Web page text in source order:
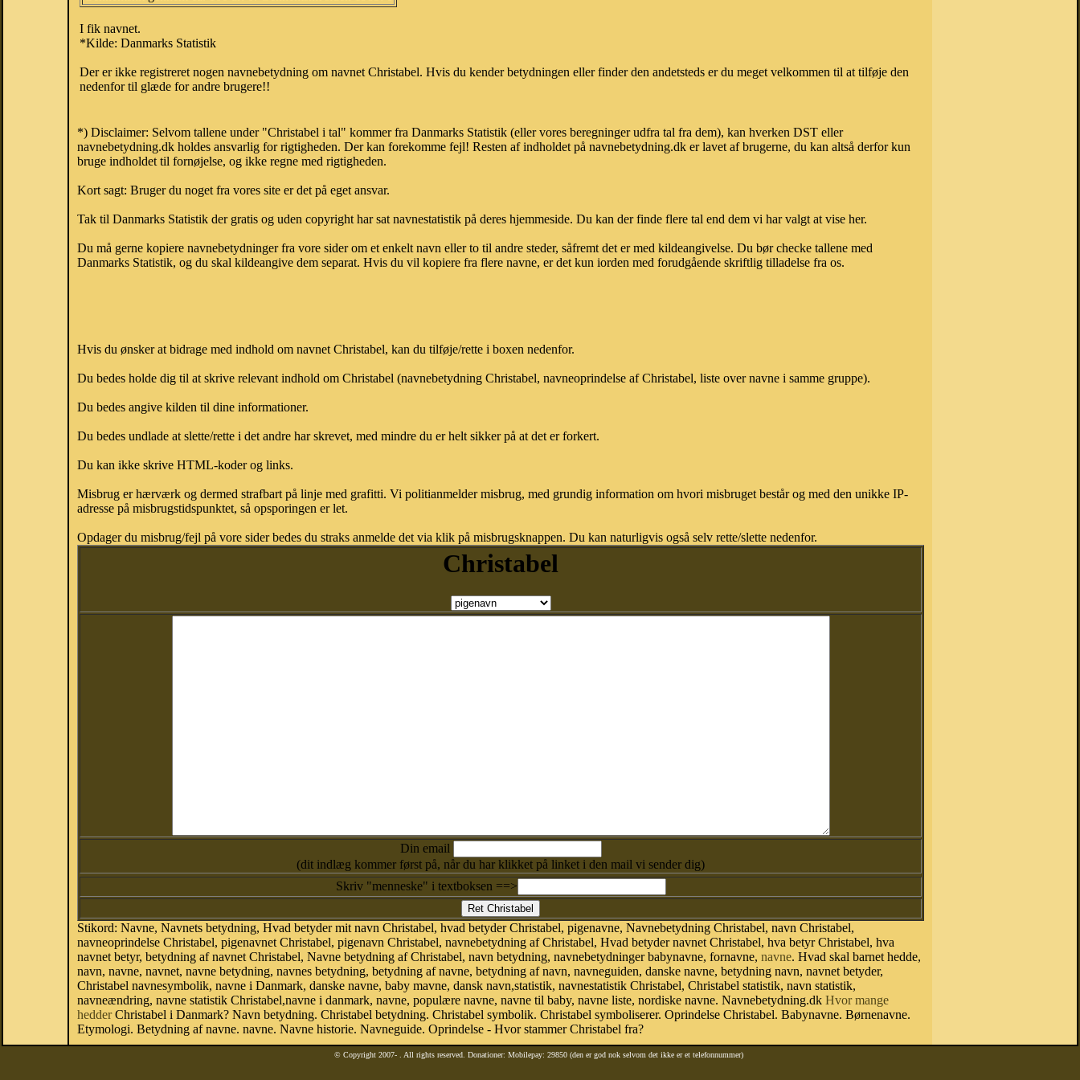
I fik navnet.
*Kilde: Danmarks Statistik
Der er ikke registreret nogen navnebetydning om navnet Christabel. Hvis du kender betydningen eller finder den andetsteds er du meget velkommen til at tilføje den
nedenfor til glæde for andre brugere!!
*) Disclaimer: Selvom tallene under "Christabel i tal" kommer fra Danmarks Statistik (eller vores beregninger udfra tal fra dem), kan hverken DST eller
navnebetydning.dk holdes ansvarlig for rigtigheden. Der kan forekomme fejl! Resten af indholdet på navnebetydning.dk er lavet af brugerne, du kan altså derfor kun
bruge indholdet til fornøjelse, og ikke regne med rigtigheden.
Kort sagt: Bruger du noget fra vores site er det på eget ansvar.
Tak til Danmarks Statistik der gratis og uden copyright har sat navnestatistik på deres hjemmeside. Du kan der finde flere tal end dem vi har valgt at vise her.
Du må gerne kopiere navnebetydninger fra vore sider om et enkelt navn eller to til andre steder, såfremt det er med kildeangivelse. Du bør checke tallene med
Danmarks Statistik, og du skal kildeangive dem separat. Hvis du vil kopiere fra flere navne, er det kun iorden med forudgående skriftlig tilladelse fra os.
Hvis du ønsker at bidrage med indhold om navnet Christabel, kan du tilføje/rette i boxen nedenfor.
Du bedes holde dig til at skrive relevant indhold om Christabel (navnebetydning Christabel, navneoprindelse af Christabel, liste over navne i samme gruppe).
Du bedes angive kilden til dine informationer.
Du bedes undlade at slette/rette i det andre har skrevet, med mindre du er helt sikker på at det er forkert.
Du kan ikke skrive HTML-koder og links.
Misbrug er hærværk og dermed strafbart på linje med grafitti. Vi politianmelder misbrug, med grundig information om hvori misbruget består og med den unikke IP-
adresse på misbrugstidspunktet, så opsporingen er let.
Opdager du misbrug/fejl på vore sider bedes du straks anmelde det via klik på misbrugsknappen. Du kan naturligvis også selv rette/slette nedenfor.
Christabel
Din email
(dit indlæg kommer først på, når du har klikket på linket i den mail vi sender dig)
Skriv "menneske" i textboksen ==>
Stikord: Navne, Navnets betydning, Hvad betyder mit navn Christabel, hvad betyder Christabel, pigenavne, Navnebetydning Christabel, navn Christabel,
navneoprindelse Christabel, pigenavnet Christabel, pigenavn Christabel, navnebetydning af Christabel, Hvad betyder navnet Christabel, hva betyr Christabel, hva
navnet betyr, betydning af navnet Christabel, Navne betydning af Christabel, navn betydning, navnebetydninger babynavne, fornavne, navne. Hvad skal barnet hedde,
navn, navne, navnet, navne betydning, navnes betydning, betydning af navne, betydning af navn, navneguiden, danske navne, betydning navn, navnet betyder,
Christabel navnesymbolik, navne i Danmark, danske navne, baby mavne, dansk navn,statistik, navnestatistik Christabel, Christabel statistik, navn statistik,
navneændring, navne statistik Christabel,navne i danmark, navne, populære navne, navne til baby, navne liste, nordiske navne. Navnebetydning.dk Hvor mange
hedderChristabel i Danmark? Navn betydning. Christabel betydning. Christabel symbolik. Christabel symboliserer. Oprindelse Christabel. Babynavne. Børnenavne.
Etymologi. Betydning af navne. navne. Navne historie. Navneguide. Oprindelse - Hvor stammer Christabel fra?
© Copyright 2007- . All rights reserved. Donationer: Mobilepay: 29850 (den er god nok selvom det ikke er et telefonnummer)